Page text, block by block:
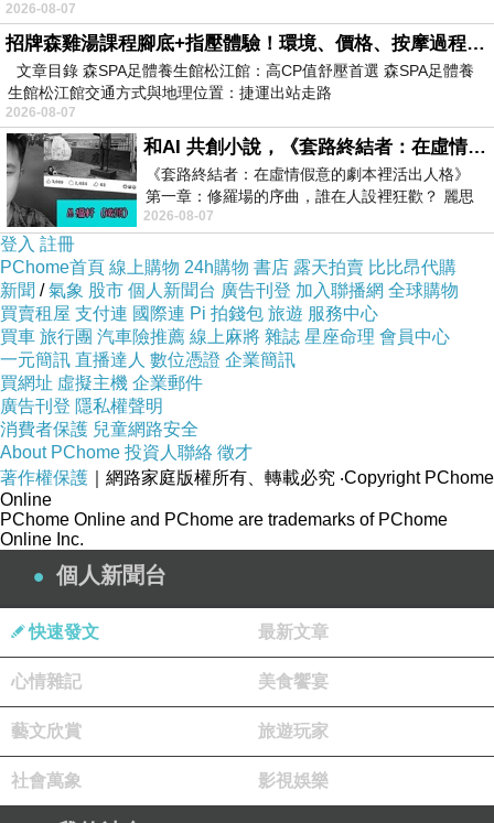
線上客服LINE：@gapple
官方網站：http://gapple3c.com/
相關網站：
http://cash3c.pixnet.net/blog
http://blog.nownews.com/blog.php?bid=56172
http://blog.udn.com/jinx3c/article
http://mypaper.pchome.com.tw/jinx3c
http://blog.xuite.net/gapple1234/twblog
現金收購二手全新3C產品|收購相機|收購筆電|
購單眼|收購鏡頭|收購手機
高雄收購相機|高雄收購鏡頭
收購手機|高雄收購平板|
台南收購二手相機|台南收購二手鏡頭|台南收購
二手筆電|台南收購二手手機|台南收購二手平板|
收購canon、nikon、sony、casio、asus、
acer、dell 、tamron
收購數位單眼相機、收購鏡頭、收購相機
閃光燈、筆記型電腦收購、平板電腦收購、
iPhone、回收二手電腦收購中古筆電、筆記型電
2026-08-07
招牌森雞湯課程腳底+指壓體驗！環境、價格、按摩過程全紀錄，森SPA足體養生館松江館最新價格表
文章目錄 森SPA足體養生館松江館：高CP值舒壓首選 森SPA足體養
生館松江館交通方式與地理位置：捷運出站走路
2026-08-07
和AI 共創小說，《套路終結者：在虛情假意的劇本裡活出人格》
《套路終結者：在虛情假意的劇本裡活出人格》
第一章：修羅場的序曲，誰在人設裡狂歡？ 麗思
卡爾頓酒店的總統套房內，燈光昏
2026-08-07
登入 註冊
PChome首頁 線上購物 24h購物 書店 露天拍賣 比比昂代購
新聞 /氣象 股市 個人新聞台 廣告刊登 加入聯播網 全球購物
買賣租屋 支付連 國際連 Pi 拍錢包 旅遊 服務中心
買車 旅行團 汽車險推薦 線上麻將 雜誌 星座命理 會員中心
一元簡訊 直播達人 數位憑證 企業簡訊
買網址 虛擬主機 企業郵件
廣告刊登 隱私權聲明
消費者保護 兒童網路安全
About PChome 投資人聯絡 徵才
著作權保護 ｜網路家庭版權所有、轉載必究 ‧Copyright PChome
Online
PChome Online and PChome are trademarks of PChome
Online Inc.
個人新聞台
快速發文 最新文章
心情雜記 美食饗宴
藝文欣賞 旅遊玩家
社會萬象 影視娛樂